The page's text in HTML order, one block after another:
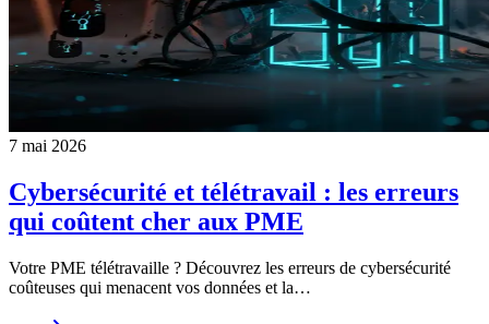
7 mai 2026
Cybersécurité et télétravail : les erreurs
qui coûtent cher aux PME
Votre PME télétravaille ? Découvrez les erreurs de cybersécurité
coûteuses qui menacent vos données et la…